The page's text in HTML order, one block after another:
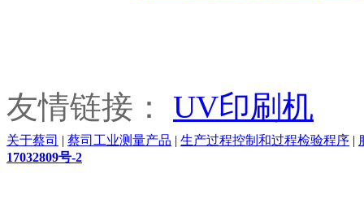
友情链接： UV印刷机
关于蔡司 | 蔡司工业测量产品 | 生产过程控制和过程检验程序 |
17032809号-2